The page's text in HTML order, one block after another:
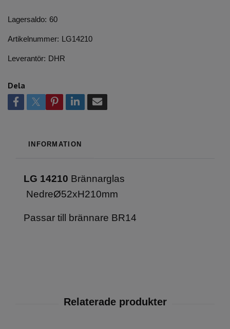
Lagersaldo: 60
Artikelnummer: LG14210
Leverantör: DHR
Dela
INFORMATION
LG 14210 Brännarglas
NedreØ52xH210mm
Passar till brännare BR14